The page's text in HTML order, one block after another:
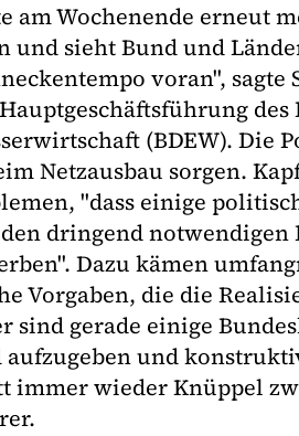
am Wochenende erneut
und sieht Bund und
voran", sagte
des
(BDEW). Die
Netzausbau sorgen.
"dass einige
dringend notwendigen
Dazu kämen
Vorgaben, die die
sind gerade einige
und
immer wieder Knüppel